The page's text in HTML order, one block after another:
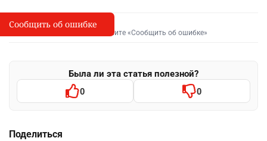
I
Сообщить об опечатке
Выделите фрагмент и нажмите «Сообщить об ошибке»
Была ли эта статья полезной?
0 0
Поделиться
Сообщить об ошибке